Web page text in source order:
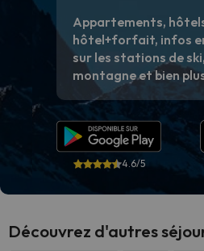
Appartements,
hôtel+forfait, infos
sur les stations de
montagne et bien
4.6/5
Découvrez d'autres